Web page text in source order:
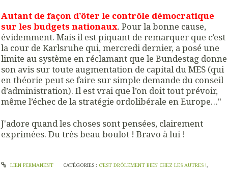
Autant de façon d’ôter le contrôle démocratique
sur les budgets nationaux. Pour la bonne cause,
évidemment. Mais il est piquant de remarquer que c’est
la cour de Karlsruhe qui, mercredi dernier, a posé une
limite au système en réclamant que le Bundestag donne
son avis sur toute augmentation de capital du MES (qui
en théorie peut se faire sur simple demande du conseil
d’administration). Il est vrai que l’on doit tout prévoir,
même l’échec de la stratégie ordolibérale en Europe…"
J'adore quand les choses sont pensées, clairement
exprimées. Du très beau boulot ! Bravo à lui !
LIEN PERMANENT CATÉGORIES : C'EST DRÔLEMENT BIEN CHEZ LES AUTRES !,